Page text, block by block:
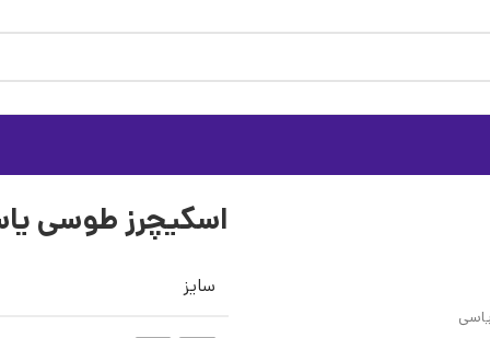
اسکیچرز طوسی
سایز